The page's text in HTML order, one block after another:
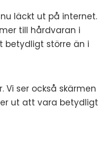
läckt ut på internet.
till hårdvaran i
betydligt större än i
Vi ser också skärmen
ut att vara betydligt